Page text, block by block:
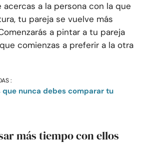
a la persona con la que
tu pareja se vuelve más
a pintar a tu pareja
comienzas a preferir a la otra
:
que nunca debes comparar tu
más tiempo con ellos